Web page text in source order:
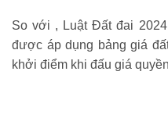
So với , Luật Đất đai
được áp dụng bảng giá
khởi điểm khi đấu giá